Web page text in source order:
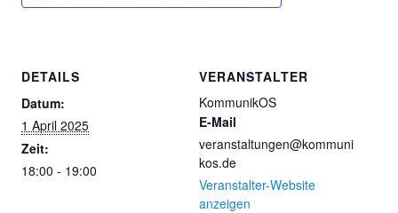
DETAILS
Datum:
1 April 2025
Zeit:
18:00 - 19:00
VERANSTALTER
KommunikOS
E-Mail
veranstaltungen@kommuni
kos.de
Veranstalter-Website
anzeigen